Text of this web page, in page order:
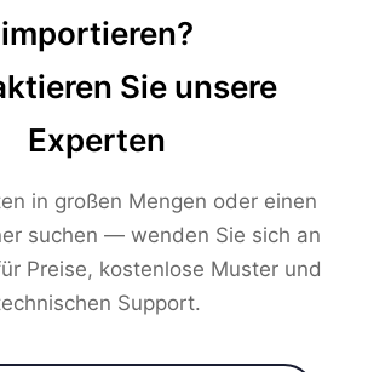
importieren?
Sie unsere
Experten
in großen Mengen oder einen
suchen — wenden Sie sich an
Preise, kostenlose Muster und
Support.